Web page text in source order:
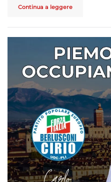
Continua a leggere